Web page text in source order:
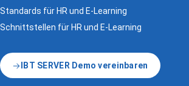
Standards für HR und E-Learning
Schnittstellen für HR und E-Learning
IBT SERVER Demo vereinbaren